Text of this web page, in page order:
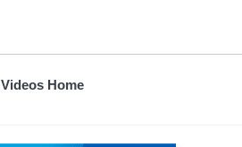
Videos Home